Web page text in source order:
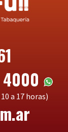
4000
a 17 horas)